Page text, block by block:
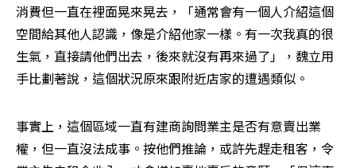
消費但一直在裡面晃來晃去，「通常會有一個人介紹這個
空間給其他人認識，像是介紹他家一樣。有一次我真的很
生氣，直接請他們出去，後來就沒有再來過了」，魏立用
手比劃著說，這個狀況原來跟附近店家的遭遇類似。
事實上，這個區域一直有建商詢問業主是否有意賣出業
權，但一直沒法成事。按他們推論，或許先趕走租客，令